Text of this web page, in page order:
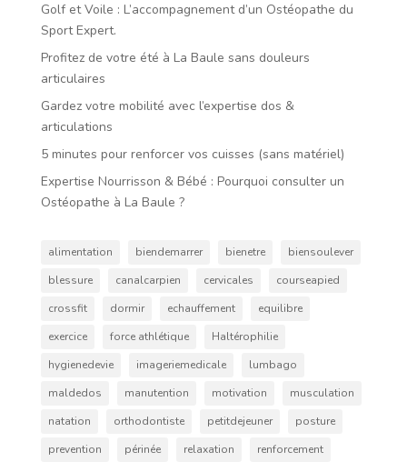
Golf et Voile : L’accompagnement d’un Ostéopathe du
Sport Expert.
Profitez de votre été à La Baule sans douleurs
articulaires
Gardez votre mobilité avec l’expertise dos &
articulations
5 minutes pour renforcer vos cuisses (sans matériel)
Expertise Nourrisson & Bébé : Pourquoi consulter un
Ostéopathe à La Baule ?
alimentation biendemarrer bienetre
biensoulever
blessure
canalcarpien cervicales
courseapied
crossfit
dormir echauffement
equilibre
exercice
force athlétique
Haltérophilie
hygienedevie
imageriemedicale
lumbago
maldedos
manutention motivation
musculation
natation
orthodontiste petitdejeuner
posture
prevention
périnée relaxation
renforcement